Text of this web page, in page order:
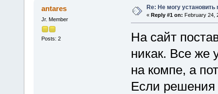
antares
Jr. Member
Posts: 2
Re: Не могу установить
« Reply #1 on: February 24,
На сайт
никак. Все же
на компе, а
Если решения